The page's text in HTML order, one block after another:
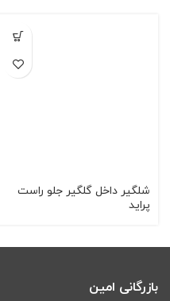
شلگیر داخل گلگیر جلو راست
پراید
بازرگانی امین